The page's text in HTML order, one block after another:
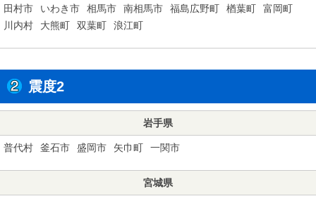
田村市 いわき市 相馬市 南相馬市 福島広野町 楢葉町
富岡町
川内村
大熊町 双葉町 浪江町
震度2
岩手県
普代村 釜石市 盛岡市 矢巾町 一関市
宮城県